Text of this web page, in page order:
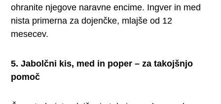
ohranite njegove naravne encime. Ingver in med
nista primerna za dojenčke, mlajše od 12
mesecev.
5. Jabolčni kis, med in poper – za takojšnjo
pomoč